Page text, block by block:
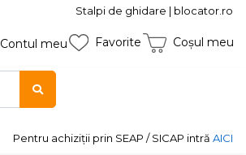
Stalpi de ghidare | blocator.ro
Contul meu Favorite Coșul meu
Pentru achiziții prin SEAP / SICAP intră AICI